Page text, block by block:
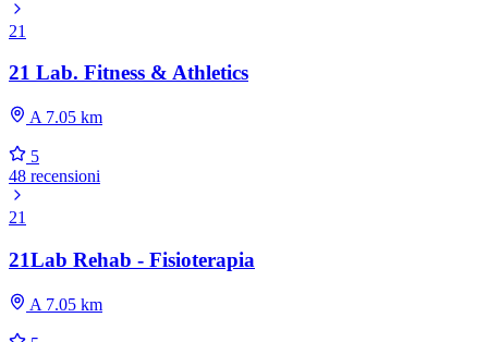
21
21 Lab. Fitness & Athletics
A 7.05 km
5
48 recensioni
21
21Lab Rehab - Fisioterapia
A 7.05 km